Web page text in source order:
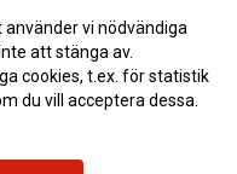
vi nödvändiga
att stänga av.
cookies, t.ex. för statistik
du vill acceptera dessa.